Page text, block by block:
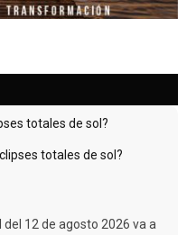
totales de sol?
del 12 de agosto 2026 va a